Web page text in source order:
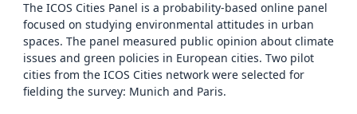
The ICOS Cities Panel is a probability-based online panel
focused on studying environmental attitudes in urban
spaces. The panel measured public opinion about climate
issues and green policies in European cities. Two pilot
cities from the ICOS Cities network were selected for
fielding the survey: Munich and Paris.